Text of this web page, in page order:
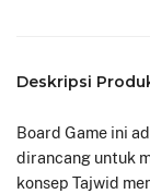
Deskripsi
Board Game ini
dirancang untuk
konsep Tajwid